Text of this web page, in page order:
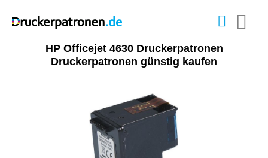
HP Officejet 4630 Druckerpatronen
Druckerpatronen günstig kaufen